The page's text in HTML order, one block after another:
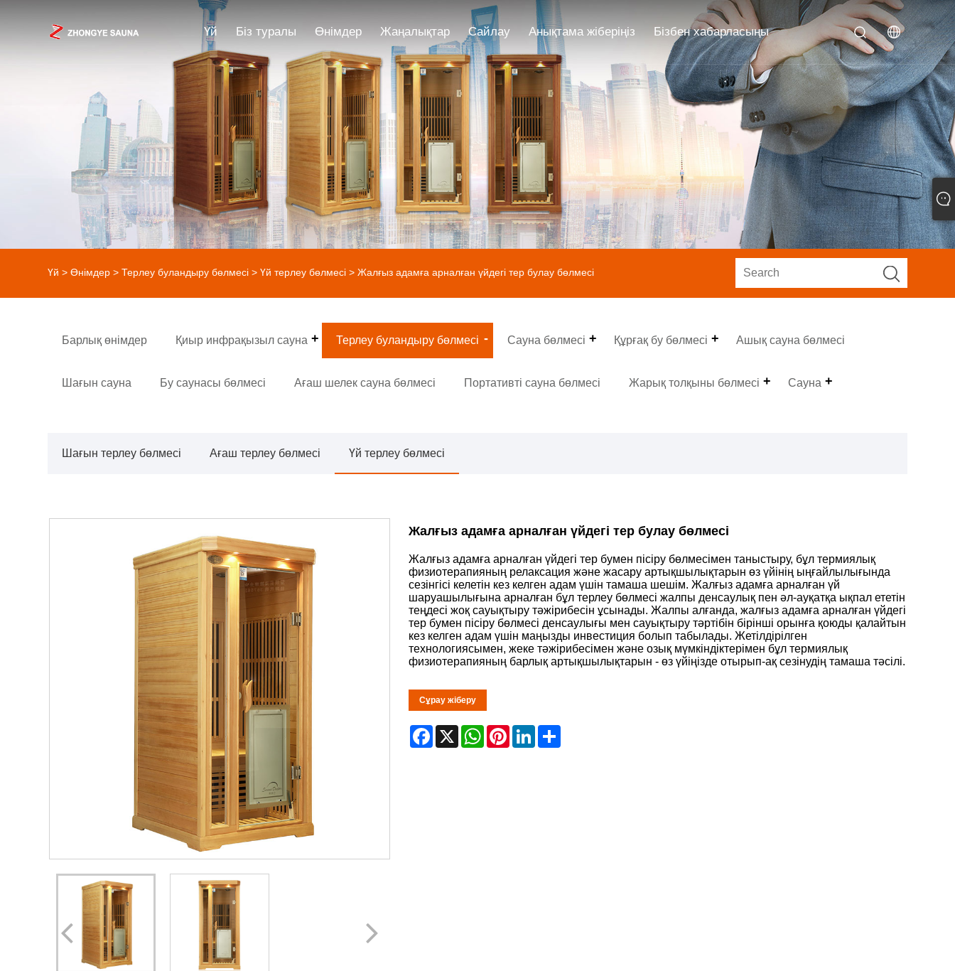
Үй Біз туралы Өнімдер Жаңалықтар Сайлау Анықтама жіберіңіз Бізбен хабарласыңы
Үй > Өнімдер >Терлеу буландыру бөлмесі >Үй терлеу бөлмесі > Жалғыз адамға арналған үйдегі тер булау бөлмесі
Барлық өнімдер Қиыр инфрақызыл сауна Терлеу буландыру бөлмесі Сауна бөлмесі Құрғақ бу бөлмесі Ашық сауна бөлмесі
Шағын сауна Бу саунасы бөлмесі Ағаш шелек сауна бөлмесі Портативті сауна бөлмесі Жарық толқыны бөлмесі Сауна
Шағын терлеу бөлмесі Ағаш терлеу бөлмесі Үй терлеу бөлмесі
Жалғыз адамға арналған үйдегі тер булау бөлмесі
Жалғыз адамға арналған үйдегі тер бумен пісіру бөлмесімен таныстыру, бұл термиялық
физиотерапияның релаксация және жасару артықшылықтарын өз үйінің ыңғайлылығында
сезінгісі келетін кез келген адам үшін тамаша шешім. Жалғыз адамға арналған үй
шаруашылығына арналған бұл терлеу бөлмесі жалпы денсаулық пен әл-ауқатқа ықпал ететін
теңдесі жоқ сауықтыру тәжірибесін ұсынады. Жалпы алғанда, жалғыз адамға арналған үйдегі
тер бумен пісіру бөлмесі денсаулығы мен сауықтыру тәртібін бірінші орынға қоюды қалайтын
кез келген адам үшін маңызды инвестиция болып табылады. Жетілдірілген
технологиясымен, жеке тәжірибесімен және озық мүмкіндіктерімен бұл термиялық
физиотерапияның барлық артықшылықтарын - өз үйіңізде отырып-ақ сезінудің тамаша тәсілі.
Сұрау жіберу
Facebook
X WhatsApp
PinterestLinkedIn